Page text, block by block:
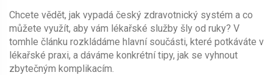
Chcete vědět, jak vypadá český zdravotnický systém a co
můžete využít, aby vám lékařské služby šly od ruky? V
tomhle článku rozkládáme hlavní součásti, které potkáváte v
lékařské praxi, a dáváme konkrétní tipy, jak se vyhnout
zbytečným komplikacím.